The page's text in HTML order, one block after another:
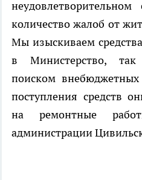
количество жалоб от
Мы изыскиваем
в Министерство,
поиском
поступления средств
на ремонтные
администрации